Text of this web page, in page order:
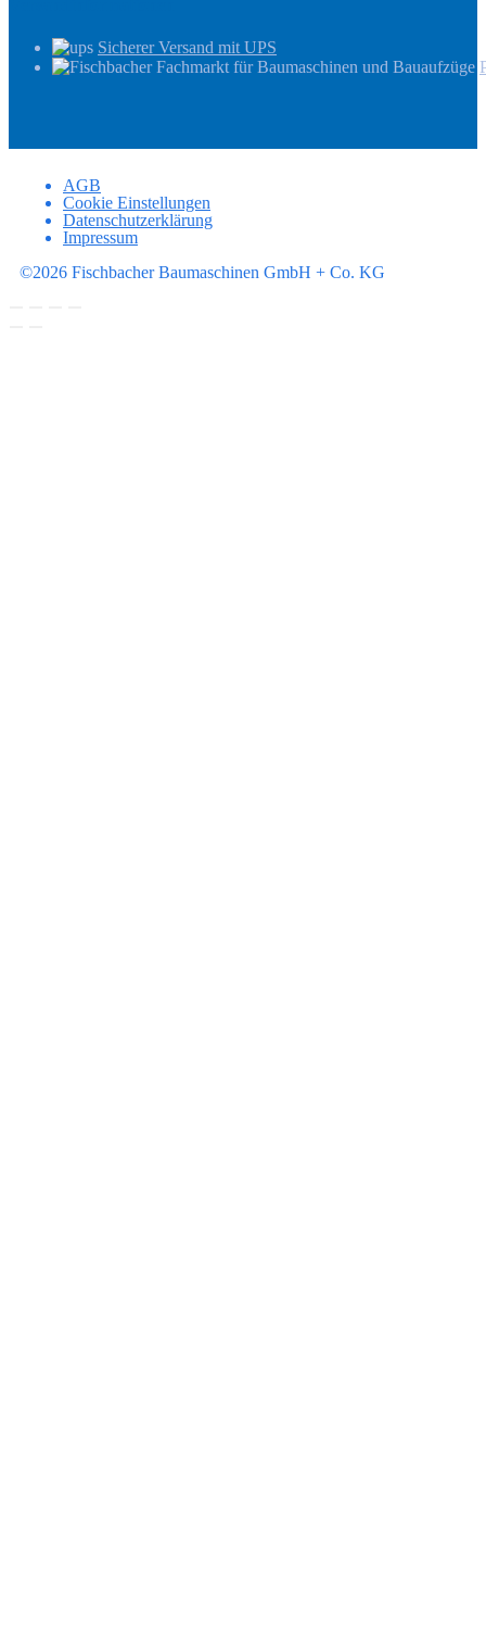
Sicherer Versand mit UPS
AGB
Cookie Einstellungen
Datenschutzerklärung
Impressum
©2026 Fischbacher Baumaschinen GmbH + Co. KG